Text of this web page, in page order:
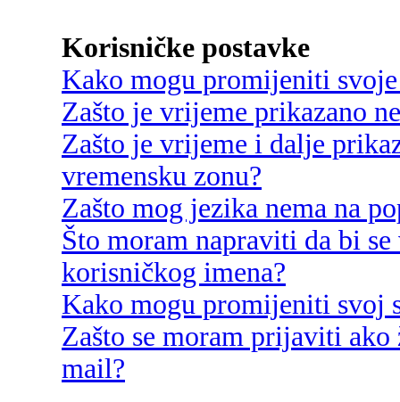
Korisničke postavke
Kako mogu promijeniti svoje
Zašto je vrijeme prikazano
Zašto je vrijeme i dalje
vremensku zonu?
Zašto mog jezika nema na
Što moram napraviti da bi
korisničkog imena?
Kako mogu promijeniti svoj
Zašto se moram prijaviti
mail?